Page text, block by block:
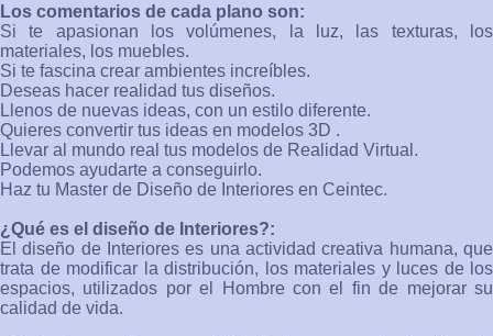
Los comentarios de cada plano son:
Si te apasionan los volúmenes, la luz, las texturas, los
materiales, los muebles.
Si te fascina crear ambientes increíbles.
Deseas hacer realidad tus diseños.
Llenos de nuevas ideas, con un estilo diferente.
Quieres convertir tus ideas en modelos 3D .
Llevar al mundo real tus modelos de Realidad Virtual.
Podemos ayudarte a conseguirlo.
Haz tu Master de Diseño de Interiores en Ceintec.
¿Qué es el diseño de Interiores?:
El diseño de Interiores es una actividad creativa humana, que
trata de modificar la distribución, los materiales y luces de los
espacios, utilizados por el Hombre con el fin de mejorar su
calidad de vida.